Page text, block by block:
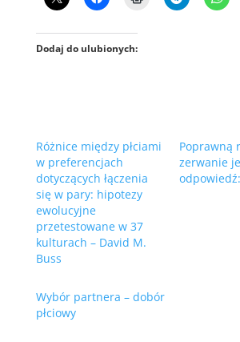
Dodaj do ulubionych:
Różnice między płciami
w preferencjach
dotyczących łączenia
się w pary: hipotezy
ewolucyjne
przetestowane w 37
kulturach – David M.
Buss
Poprawną
zerwanie
Wybór partnera – dobór
płciowy